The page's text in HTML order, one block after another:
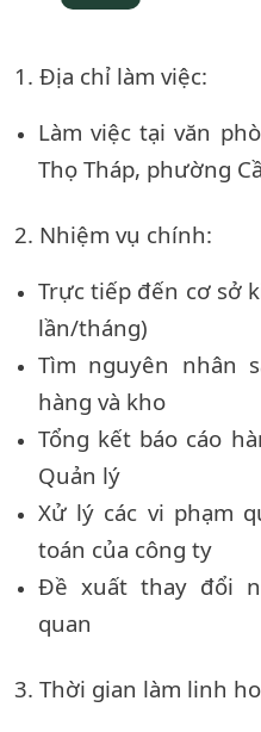
1. Địa chỉ làm việc:
Làm việc tại văn
Thọ Tháp, phường
2. Nhiệm vụ chính:
Trực tiếp đến cơ sở
lần/tháng)
Tìm nguyên nhân
hàng và kho
Tổng kết báo cáo
Quản lý
Xử lý các vi phạm
toán của công ty
Đề xuất thay đổi
quan
3. Thời gian làm linh